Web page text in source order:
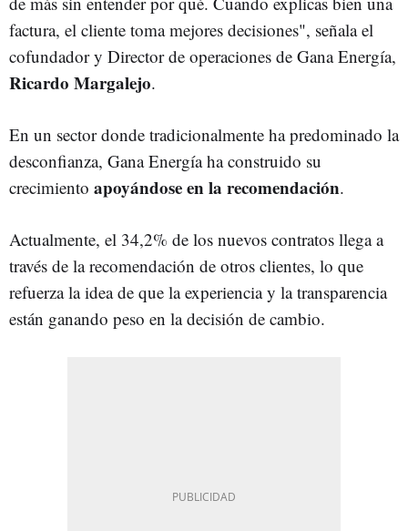
factura, el cliente toma mejores decisiones", señala el
cofundador y Director de operaciones de Gana Energía,
Ricardo Margalejo.
En un sector donde tradicionalmente ha predominado la
desconfianza, Gana Energía ha construido su
crecimiento apoyándose en la recomendación.
Actualmente, el 34,2% de los nuevos contratos llega a
través de la recomendación de otros clientes, lo que
refuerza la idea de que la experiencia y la transparencia
están ganando peso en la decisión de cambio.